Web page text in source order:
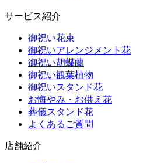
サービス紹介
御祝い花束
御祝いアレンジメント花
御祝い胡蝶蘭
御祝い観葉植物
御祝いスタンド花
お悔やみ・お供え花
葬儀スタンド花
よくあるご質問
店舗紹介